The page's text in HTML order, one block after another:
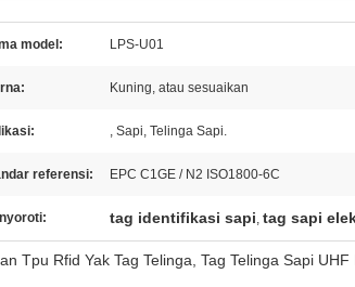
model: LPS-U01
Kuning, atau sesuaikan
, Sapi, Telinga Sapi.
referensi: EPC C1GE / N2 ISO1800-6C
tag identifikasi sapi, tag sapi
Tpu Rfid Yak Tag Telinga, Tag Telinga Sapi